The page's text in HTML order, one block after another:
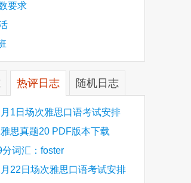
要求
热评日志 随机日志
1日场次雅思口语考试安排
思真题20 PDF版本下载
词汇：foster
22日场次雅思口语考试安排